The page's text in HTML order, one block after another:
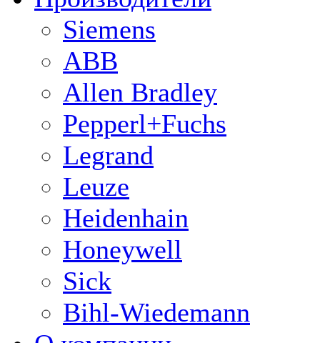
Siemens
ABB
Allen Bradley
Pepperl+Fuchs
Legrand
Leuze
Heidenhain
Honeywell
Sick
Bihl-Wiedemann